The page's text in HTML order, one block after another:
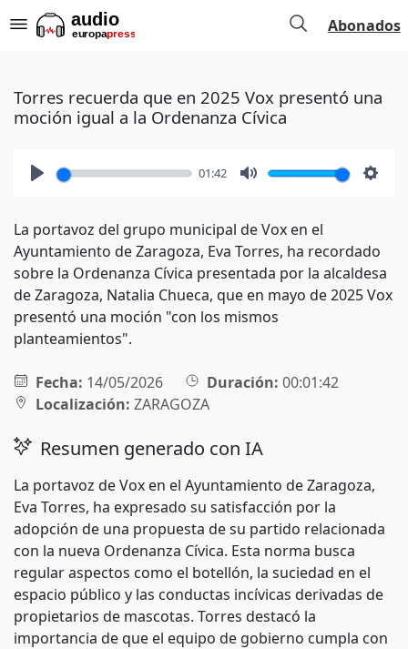
Abonados
Torres recuerda que en 2025 Vox presentó una
moción igual a la Ordenanza Cívica
01:42
La portavoz del grupo municipal de Vox en el
Ayuntamiento de Zaragoza, Eva Torres, ha recordado
sobre la Ordenanza Cívica presentada por la alcaldesa
de Zaragoza, Natalia Chueca, que en mayo de 2025 Vox
presentó una moción "con los mismos
planteamientos".
Fecha: 14/05/2026 Duración: 00:01:42
Localización: ZARAGOZA
Resumen generado con IA
La portavoz de Vox en el Ayuntamiento de Zaragoza,
Eva Torres, ha expresado su satisfacción por la
adopción de una propuesta de su partido relacionada
con la nueva Ordenanza Cívica. Esta norma busca
regular aspectos como el botellón, la suciedad en el
espacio público y las conductas incívicas derivadas de
propietarios de mascotas. Torres destacó la
importancia de que el equipo de gobierno cumpla con